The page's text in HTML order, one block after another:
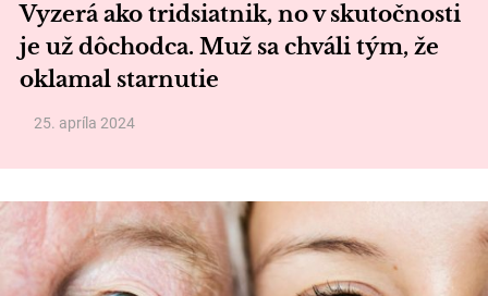
Vyzerá ako tridsiatnik, no v skutočnosti
je už dôchodca. Muž sa chváli tým, že
oklamal starnutie
25. apríla 2024